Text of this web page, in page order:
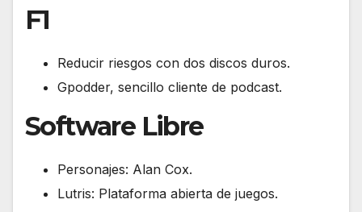
F1
Reducir riesgos con dos discos duros.
Gpodder, sencillo cliente de podcast.
Software Libre
Personajes: Alan Cox.
Lutris: Plataforma abierta de juegos.